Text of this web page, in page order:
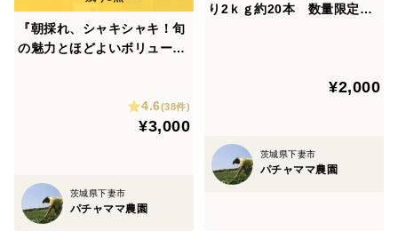
『朝採れ、シャキシャキ！旬
の魅力とほどよいボリュー
4.6(38件)
¥3,000
茨城県下妻市
パチャママ農園
り2ｋｇ約20本 数量限定
¥2,000
茨城県下妻市
パチャママ農園